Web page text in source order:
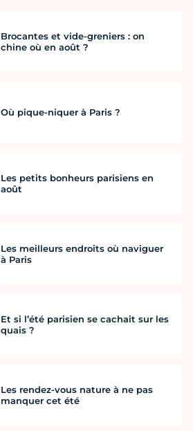
Brocantes et vide-greniers : on
chine où en août ?
Où pique-niquer à Paris ?
Les petits bonheurs parisiens en
août
Les meilleurs endroits où naviguer
à Paris
Et si l’été parisien se cachait sur les
quais ?
Les rendez-vous nature à ne pas
manquer cet été